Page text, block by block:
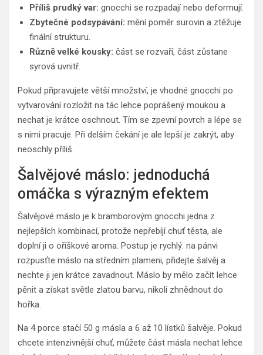
Příliš prudký var: gnocchi se rozpadají nebo deformují.
Zbytečné podsypávání: mění poměr surovin a ztěžuje
finální strukturu.
Různě velké kousky: část se rozvaří, část zůstane
syrová uvnitř.
Pokud připravujete větší množství, je vhodné gnocchi po
vytvarování rozložit na tác lehce poprášený moukou a
nechat je krátce oschnout. Tím se zpevní povrch a lépe se
s nimi pracuje. Při delším čekání je ale lepší je zakrýt, aby
neoschly příliš.
Šalvějové máslo: jednoduchá
omáčka s výrazným efektem
Šalvějové máslo je k bramborovým gnocchi jedna z
nejlepších kombinací, protože nepřebíjí chuť těsta, ale
doplní ji o oříškové aroma. Postup je rychlý: na pánvi
rozpusťte máslo na středním plameni, přidejte šalvěj a
nechte ji jen krátce zavadnout. Máslo by mělo začít lehce
pěnit a získat světle zlatou barvu, nikoli zhnědnout do
hořka.
Na 4 porce stačí 50 g másla a 6 až 10 lístků šalvěje. Pokud
chcete intenzivnější chuť, můžete část másla nechat lehce